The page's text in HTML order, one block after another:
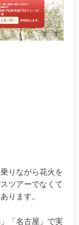
りながら花火を
ツアーでなくて
ります。
「名古屋」で実